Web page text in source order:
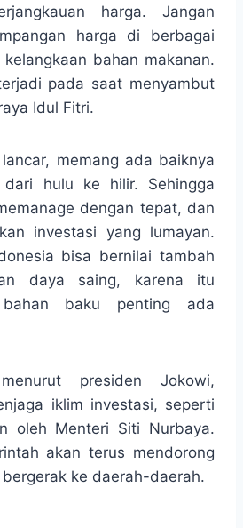
harga. Jangan
harga di berbagai
bahan makanan.
pada saat menyambut
Idul Fitri.
memang ada baiknya
dari hulu ke hilir. Sehingga
dengan tepat, dan
investasi yang lumayan.
bisa bernilai tambah
daya saing, karena itu
baku penting ada
presiden Jokowi,
iklim investasi, seperti
oleh Menteri Siti Nurbaya.
akan terus mendorong
ke daerah-daerah.